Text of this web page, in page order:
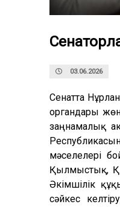
03.06.2026
Сенатта
органдары
заңнамалық
мәселелері
Қылмыстық,
Әкімшілік
сәйкес